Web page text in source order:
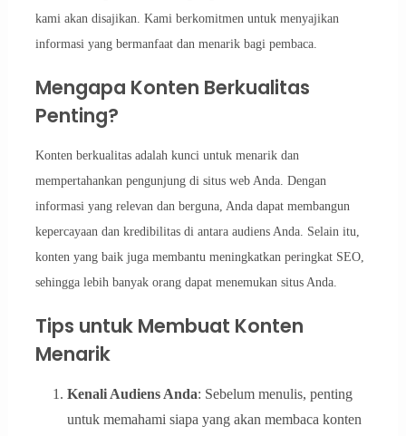
kami akan disajikan. Kami berkomitmen untuk menyajikan
informasi yang bermanfaat dan menarik bagi pembaca.
Mengapa Konten Berkualitas
Penting?
Konten berkualitas adalah kunci untuk menarik dan
mempertahankan pengunjung di situs web Anda. Dengan
informasi yang relevan dan berguna, Anda dapat membangun
kepercayaan dan kredibilitas di antara audiens Anda. Selain itu,
konten yang baik juga membantu meningkatkan peringkat SEO,
sehingga lebih banyak orang dapat menemukan situs Anda.
Tips untuk Membuat Konten
Menarik
Kenali Audiens Anda: Sebelum menulis, penting
untuk memahami siapa yang akan membaca konten